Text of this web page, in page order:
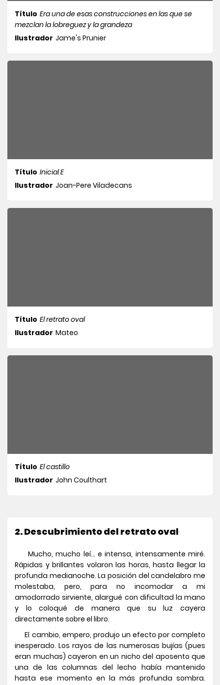
Título Era una de esas construcciones en las que se
mezclan la lobreguez y la grandeza
Ilustrador Jame's Prunier
Título Inicial E
Ilustrador Joan-Pere Viladecans
Título El retrato oval
Ilustrador Mateo
Título El castillo
Ilustrador John Coulthart
2. Descubrimiento del retrato oval
Mucho, mucho leí… e intensa, intensamente miré.
Rápidas y brillantes volaron las horas, hasta llegar la
profunda medianoche. La posición del candelabro me
molestaba, pero, para no incomodar a mi
amodorrado sirviente, alargué con dificultad la mano
y lo coloqué de manera que su luz cayera
directamente sobre el libro.
El cambio, empero, produjo un efecto por completo
inesperado. Los rayos de las numerosas bujías (pues
eran muchas) cayeron en un nicho del aposento que
una de las columnas del lecho había mantenido
hasta ese momento en la más profunda sombra.